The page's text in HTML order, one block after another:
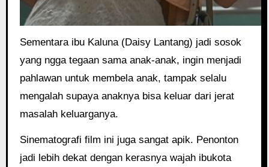
Sementara ibu Kaluna (Daisy Lantang) jadi sosok
yang ngga tegaan sama anak-anak, ingin menjadi
pahlawan untuk membela anak, tampak selalu
mengalah supaya anaknya bisa keluar dari jerat
masalah keluarganya.
Sinematografi film ini juga sangat apik. Penonton
jadi lebih dekat dengan kerasnya wajah ibukota